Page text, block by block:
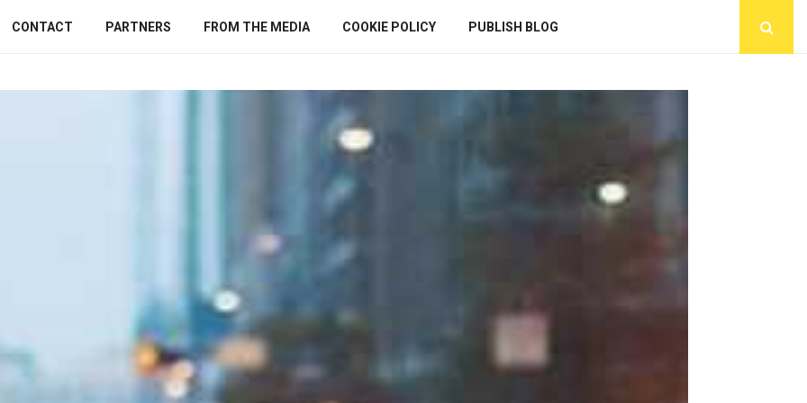
CONTACT PARTNERS FROM THE MEDIA COOKIE POLICY PUBLISH BLOG